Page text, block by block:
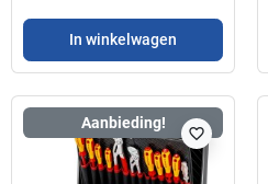
In winkelwagen
Aanbieding!
favorite_border